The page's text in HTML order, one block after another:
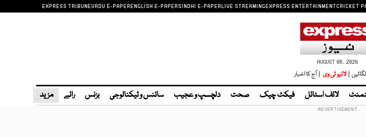
EXPRESS TRIBUNEURDU E-PAPERENGLISH E-PAPERSINDHI E-PAPERLIVE STREAMINGEXPRESS ENTERTAINMENTCRICKET
AUGUST 06, 2026
| لائیو ٹی وی | آج کا اخبار
لائف اسٹائل فیکٹ چیک صحت دلچسپ و عجیب سائنس و ٹیکنالوجی بزنس رائے مزید